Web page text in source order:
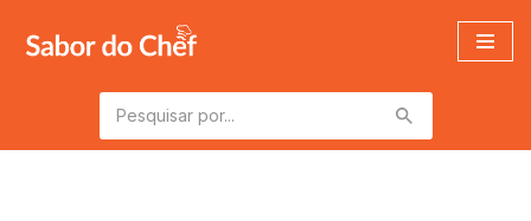
Pular
conteúdo